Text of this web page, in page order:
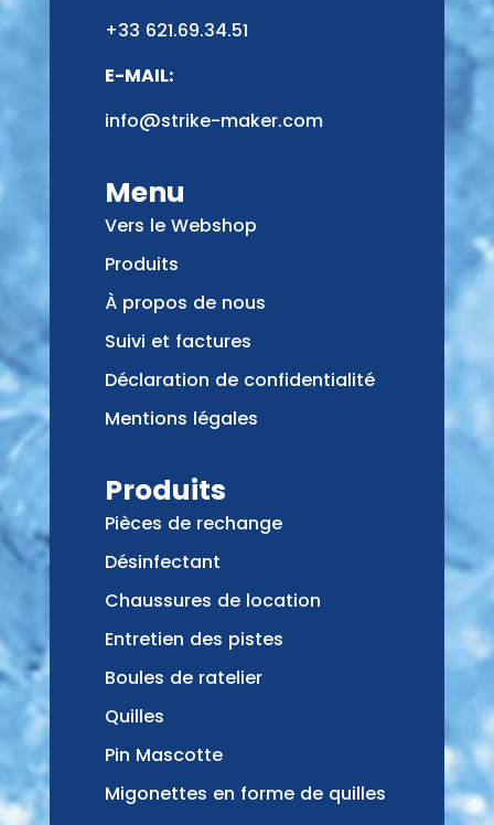
+33 621.69.34.51
E-MAIL:
info@strike-maker.com
Menu
Vers le Webshop
Produits
À propos de nous
Suivi et factures
Déclaration de confidentialité
Mentions légales
Produits
Pièces de rechange
Désinfectant
Chaussures de location
Entretien des pistes
Boules de ratelier
Quilles
Pin Mascotte
Migonettes en forme de quilles